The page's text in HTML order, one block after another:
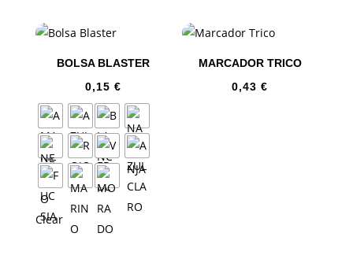
BOLSA BLASTER
0,15 €
Clear
MARCADOR TRICO
0,43€